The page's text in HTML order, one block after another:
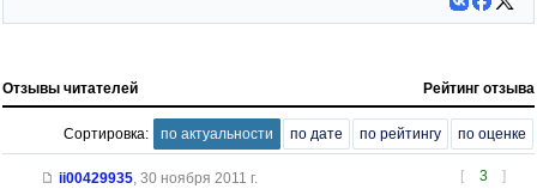
Отзывы читателей Рейтинг отзыва
Сортировка: по актуальности по дате по рейтингу по оценке
[ 3 ]
ii00429935, 30 ноября 2011 г.